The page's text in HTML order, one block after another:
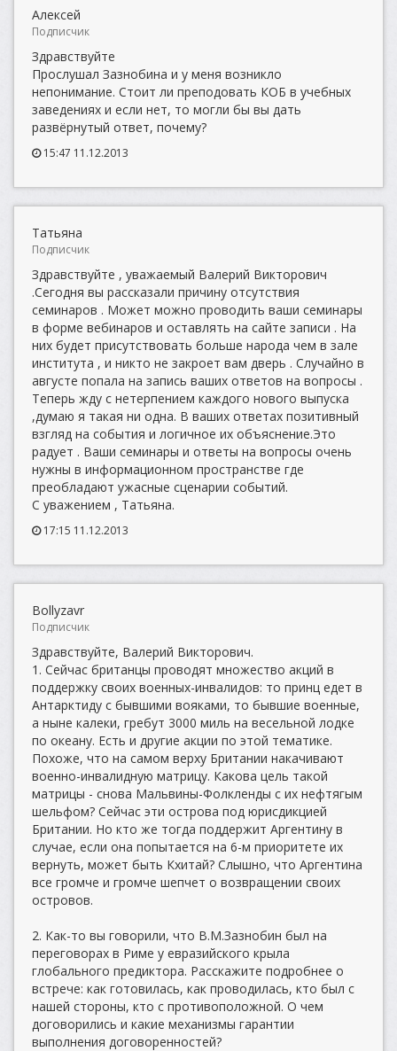
Алексей
Подписчик
Здравствуйте
Прослушал Зазнобина и у меня возникло
непонимание. Стоит ли преподовать КОБ в учебных
заведениях и если нет, то могли бы вы дать
развёрнутый ответ, почему?
15:47 11.12.2013
Татьяна
Подписчик
Здравствуйте , уважаемый Валерий Викторович
.Сегодня вы рассказали причину отсутствия
семинаров . Может можно проводить ваши семинары
в форме вебинаров и оставлять на сайте записи . На
них будет присутствовать больше народа чем в зале
института , и никто не закроет вам дверь . Случайно в
августе попала на запись ваших ответов на вопросы .
Теперь жду с нетерпением каждого нового выпуска
,думаю я такая ни одна. В ваших ответах позитивный
взгляд на события и логичное их объяснение.Это
радует . Ваши семинары и ответы на вопросы очень
нужны в информационном пространстве где
преобладают ужасные сценарии событий.
С уважением , Татьяна.
17:15 11.12.2013
Bollyzavr
Подписчик
Здравствуйте, Валерий Викторович.
1. Сейчас британцы проводят множество акций в
поддержку своих военных-инвалидов: то принц едет в
Антарктиду с бывшими вояками, то бывшие военные,
а ныне калеки, гребут 3000 миль на весельной лодке
по океану. Есть и другие акции по этой тематике.
Похоже, что на самом верху Британии накачивают
военно-инвалидную матрицу. Какова цель такой
матрицы - снова Мальвины-Фолкленды с их нефтягым
шельфом? Сейчас эти острова под юрисдикцией
Британии. Но кто же тогда поддержит Аргентину в
случае, если она попытается на 6-м приоритете их
вернуть, может быть Кхитай? Слышно, что Аргентина
все громче и громче шепчет о возвращении своих
островов.
2. Как-то вы говорили, что В.М.Зазнобин был на
переговорах в Риме у евразийского крыла
глобального предиктора. Расскажите подробнее о
встрече: как готовилась, как проводилась, кто был с
нашей стороны, кто с противоположной. О чем
договорились и какие механизмы гарантии
выполнения договоренностей?